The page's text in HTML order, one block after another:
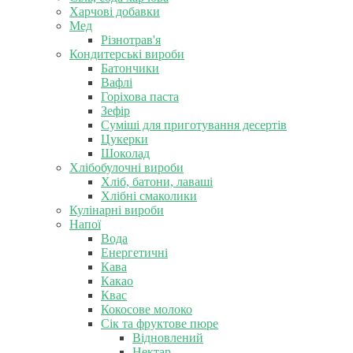
Харчові добавки
Мед
Різнотрав'я
Кондитерські вироби
Батончики
Вафлі
Горіхова паста
Зефір
Суміші для приготування десертів
Цукерки
Шоколад
Хлібобулочні вироби
Хліб, батони, лаваші
Хлібні смаколики
Кулінарні вироби
Напої
Вода
Енергетичні
Кава
Какао
Квас
Кокосове молоко
Сік та фруктове пюре
Відновлений